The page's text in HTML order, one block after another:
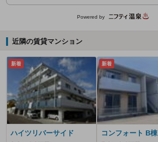
Powered by
近隣の賃貸マンション
新着
ハイツリバーサイド
新着
コンフォート B棟